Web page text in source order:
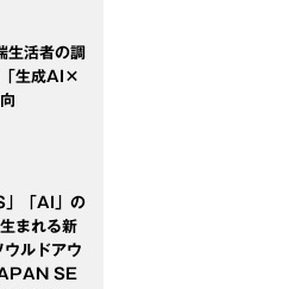
生活者の調
「生成AI×
」「AI」の
まれる新
ルドアウ
SE